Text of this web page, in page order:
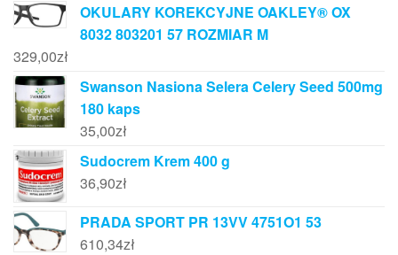
OKULARY KOREKCYJNE OAKLEY® OX
8032 803201 57 ROZMIAR M
329,00zł
Swanson Nasiona Selera Celery Seed 500mg
180 kaps
35,00zł
Sudocrem Krem 400 g
36,90zł
PRADA SPORT PR 13VV 4751O1 53
610,34zł